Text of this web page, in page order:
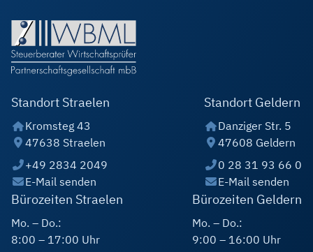
Standort Straelen
Kromsteg 43
47638 Straelen
+49 2834 2049
E-Mail senden
Standort Geldern
Danziger Str. 5
47608 Geldern
0 28 31 93 66 0
E-Mail senden
Bürozeiten Straelen
Mo. – Do.:
8:00 – 17:00 Uhr
Bürozeiten Geldern
Mo. – Do.:
9:00 – 16:00 Uhr